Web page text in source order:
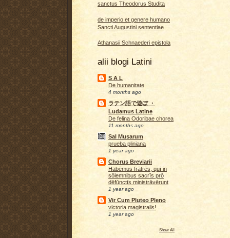
sanctus Theodorus Studita
de imperio et genere humano
Sancti Augustini sententiae
Athanasii Schnaederi epistola
alii blogi Latini
S A L
De humanitate
4 months ago
ラテン語で遊ぼ ・
Ludamus Latine
De felina Odoribae chorea
11 months ago
Sal Musarum
prueba pliniana
1 year ago
Chorus Breviarii
Habēmus frātrēs, quī in
sōlemnibus sacrīs prō
dēfūnctīs ministrāvērunt
1 year ago
Vir Cum Pluteo Pleno
victoria magistralis!
1 year ago
Show All